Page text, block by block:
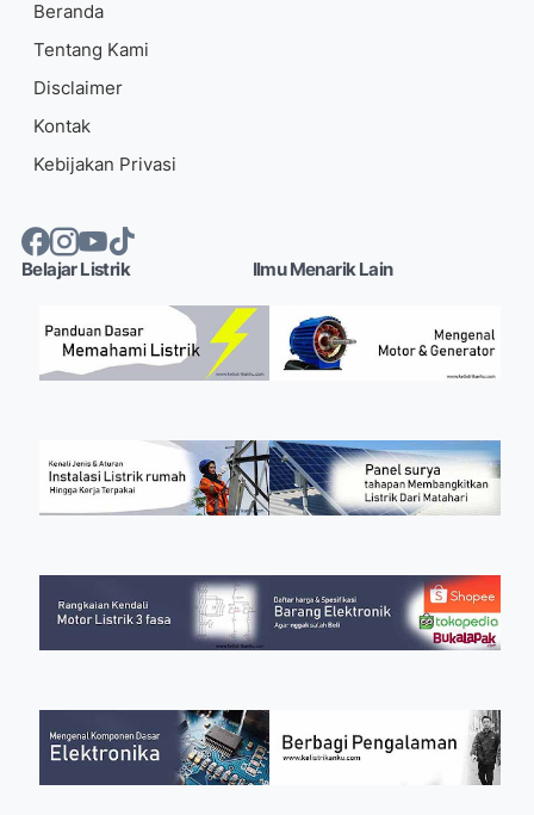
Beranda
Tentang Kami
Disclaimer
Kontak
Kebijakan Privasi
Belajar Listrik Ilmu Menarik Lain